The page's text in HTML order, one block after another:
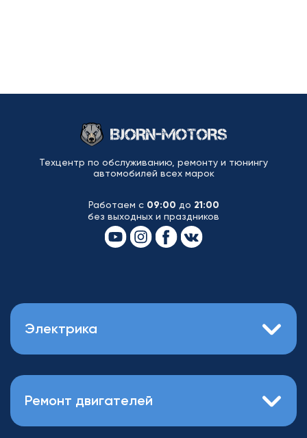
Техцентр по обслуживанию, ремонту и тюнингу
автомобилей всех марок
Работаем с 09:00 до 21:00
без выходных и праздников
Электрика
Ремонт двигателей